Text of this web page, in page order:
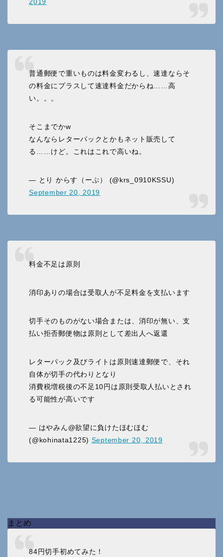
2019
普通郵便で重いものは料金変わるし、速達ならそ
の料金にプラスして速達料金だからね……高
い。。。
そこまでかw
なんならレターパックとかもネット販売して
る……けど。これはこれで高いね。
— とり からす（ーぷ） (@krs_0910KSSU)
September 20, 2019
料金不足は原則
消印ありの場合は受取人が不足料金を支払います
切手そのものがない場合または、消印が無い、支
払い拒否郵便物は原則として差出人へ返還
レターパック及びライトは原則速達郵便で、それ
自体が切手の代わりとなり
消費税増税後の不足10円は原則受取人払いとされ
る可能性が高いです
— はやみん@欲望に負けたほむほむ
(@kohinata1225) September 20, 2019
まとめ
84円切手初めてみた！